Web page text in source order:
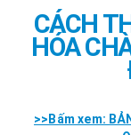
CÁCH
HÓA
>>Bấm xem: